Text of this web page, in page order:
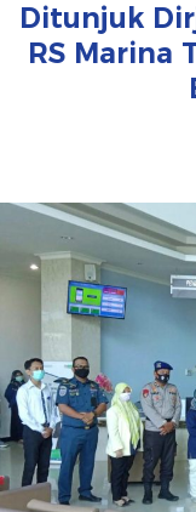
Ditunjuk
RS Marina